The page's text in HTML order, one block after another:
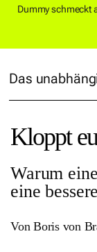
Dummy schmeckt
Das
Kloppt
Warum
eine
Von Boris von